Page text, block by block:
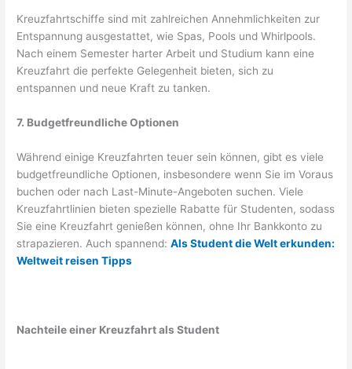
Kreuzfahrtschiffe sind mit zahlreichen Annehmlichkeiten zur
Entspannung ausgestattet, wie Spas, Pools und Whirlpools.
Nach einem Semester harter Arbeit und Studium kann eine
Kreuzfahrt die perfekte Gelegenheit bieten, sich zu
entspannen und neue Kraft zu tanken.
7. Budgetfreundliche Optionen
Während einige Kreuzfahrten teuer sein können, gibt es viele
budgetfreundliche Optionen, insbesondere wenn Sie im Voraus
buchen oder nach Last-Minute-Angeboten suchen. Viele
Kreuzfahrtlinien bieten spezielle Rabatte für Studenten, sodass
Sie eine Kreuzfahrt genießen können, ohne Ihr Bankkonto zu
strapazieren. Auch spannend:Als Student die Welt erkunden:
Weltweit reisen Tipps
Nachteile einer Kreuzfahrt als Student